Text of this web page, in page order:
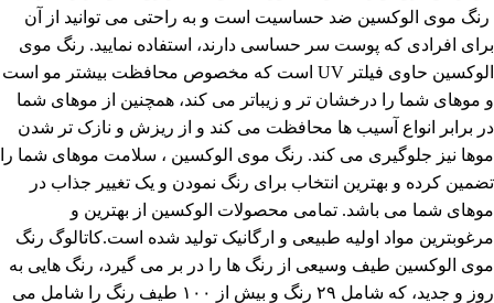
رنگ موی الوکسین ضد حساسیت است و به راحتی می توانید از آن
برای افرادی که پوست سر حساسی دارند، استفاده نمایید. رنگ موی
الوکسین حاوی فیلتر UV است که مخصوص محافظت بیشتر مو است
و موهای شما را درخشان تر و زیباتر می کند، همچنین از موهای شما
در برابر انواع آسیب ها محافظت می کند و از ریزش و نازک تر شدن
موها نیز جلوگیری می کند. رنگ موی الوکسین ، سلامت موهای شما را
تضمین کرده و بهترین انتخاب برای رنگ نمودن و یک تغییر جذاب در
موهای شما می باشد. تمامی محصولات الوکسین از بهترین و
مرغوبترین مواد اولیه طبیعی و ارگانیک تولید شده است.کاتالوگ رنگ
موی الوکسین طیف وسیعی از رنگ ها را در بر می گیرد، رنگ هایی به
روز و جدید، که شامل ۲۹ رنگ و بیش از ۱۰۰ طیف رنگ را شامل می